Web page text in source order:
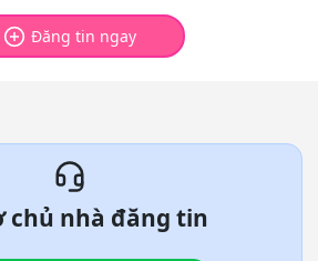
Đăng tin ngay
chủ nhà đăng tin